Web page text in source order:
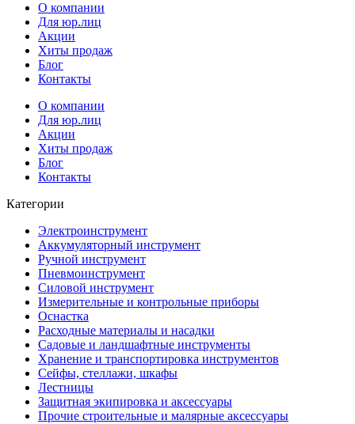
О компании
Для юр.лиц
Акции
Хиты продаж
Блог
Контакты
О компании
Для юр.лиц
Акции
Хиты продаж
Блог
Контакты
Категории
Электроинструмент
Аккумуляторный инструмент
Ручной инструмент
Пневмоинструмент
Силовой инструмент
Измерительные и контрольные приборы
Оснастка
Расходные материалы и насадки
Садовые и ландшафтные инструменты
Хранение и транспортировка инструментов
Сейфы, стеллажи, шкафы
Лестницы
Защитная экипировка и аксессуары
Прочие строительные и малярные аксессуары